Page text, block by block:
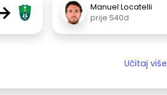
Manuel Locatelli
prije 540d
Učitaj više